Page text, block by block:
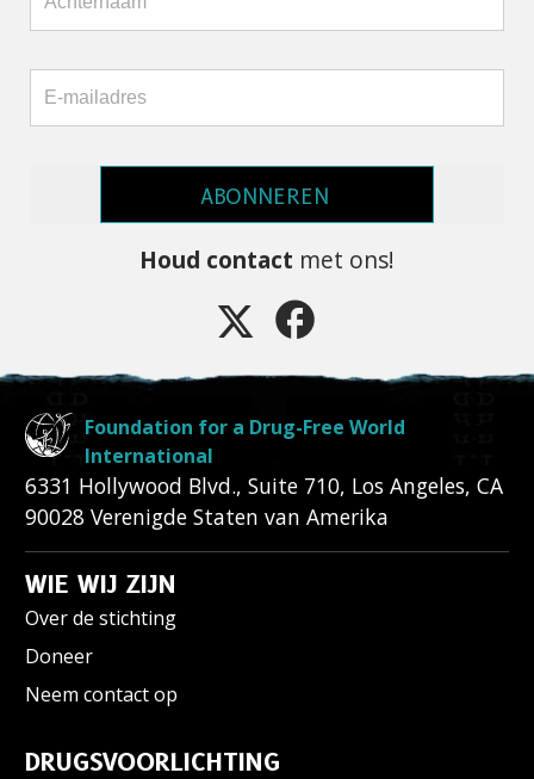
ABONNEREN
Houd contact met ons!
Foundation for a Drug-Free World
International
6331 Hollywood Blvd., Suite 710, Los Angeles, CA
90028 Verenigde Staten van Amerika
WIE WIJ ZIJN
Over de stichting
Doneer
Neem contact op
DRUGSVOORLICHTING